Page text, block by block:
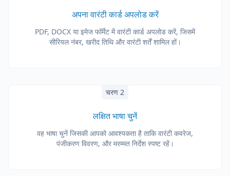
अपना वारंटी कार्ड अपलोड करें
PDF, DOCX या इमेज फॉर्मेट में वारंटी कार्ड अपलोड करें, जिसमें
सीरियल नंबर, खरीद तिथि और वारंटी शर्तें शामिल हों।
चरण 2
लक्षित भाषा चुनें
वह भाषा चुनें जिसकी आपको आवश्यकता है ताकि वारंटी कवरेज,
पंजीकरण विवरण, और मरम्मत निर्देश स्पष्ट रहें।